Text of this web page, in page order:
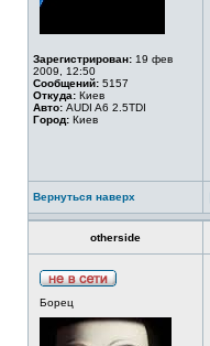
Зарегистрирован: 19 фев
2009, 12:50
Сообщений: 5157
Откуда: Киев
Авто: AUDI A6 2.5TDI
Город: Киев
Вернуться наверх
otherside
Борец